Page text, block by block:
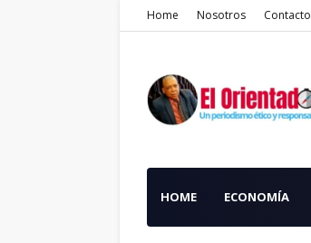
Home Nosotros Contacto
HOME ECONOMÍA